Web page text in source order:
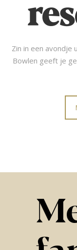
Zin in een
Bowlen geeft je